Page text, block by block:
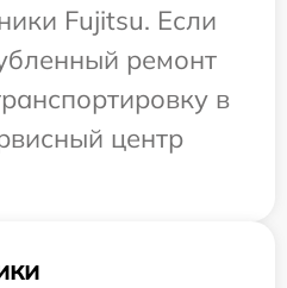
Fujitsu. Если
ремонт
в
центр